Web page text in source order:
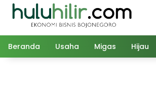
Langsung
Beranda Usaha Migas Hijau